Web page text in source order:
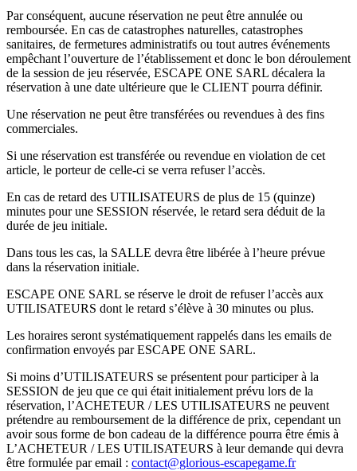
Par conséquent, aucune réservation ne peut être annulée ou
remboursée. En cas de catastrophes naturelles, catastrophes
sanitaires, de fermetures administratifs ou tout autres événements
empêchant l’ouverture de l’établissement et donc le bon déroulement
de la session de jeu réservée, ESCAPE ONE SARL décalera la
réservation à une date ultérieure que le CLIENT pourra définir.
Une réservation ne peut être transférées ou revendues à des fins
commerciales.
Si une réservation est transférée ou revendue en violation de cet
article, le porteur de celle-ci se verra refuser l’accès.
En cas de retard des UTILISATEURS de plus de 15 (quinze)
minutes pour une SESSION réservée, le retard sera déduit de la
durée de jeu initiale.
Dans tous les cas, la SALLE devra être libérée à l’heure prévue
dans la réservation initiale.
ESCAPE ONE SARL se réserve le droit de refuser l’accès aux
UTILISATEURS dont le retard s’élève à 30 minutes ou plus.
Les horaires seront systématiquement rappelés dans les emails de
confirmation envoyés par ESCAPE ONE SARL.
Si moins d’UTILISATEURS se présentent pour participer à la
SESSION de jeu que ce qui était initialement prévu lors de la
réservation, l’ACHETEUR / LES UTILISATEURS ne peuvent
prétendre au remboursement de la différence de prix, cependant un
avoir sous forme de bon cadeau de la différence pourra être émis à
L’ACHETEUR / LES UTILISATEURS à leur demande qui devra
être formulée par email : contact@glorious-escapegame.fr